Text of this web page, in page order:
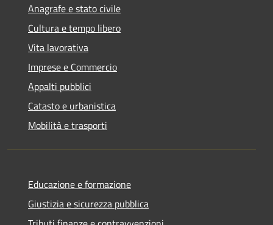
Anagrafe e stato civile
Cultura e tempo libero
Vita lavorativa
Imprese e Commercio
Appalti pubblici
Catasto e urbanistica
Mobilità e trasporti
Educazione e formazione
Giustizia e sicurezza pubblica